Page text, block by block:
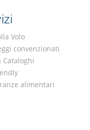
Volo
convenzionati
Cataloghi
alimentari